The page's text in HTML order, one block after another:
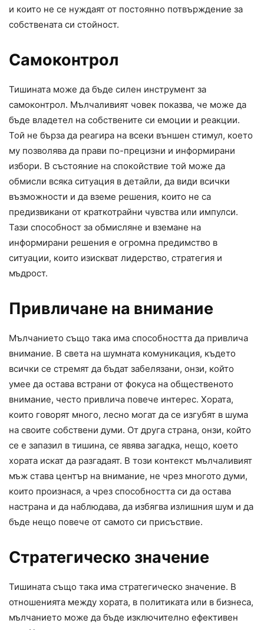
и които не се нуждаят от постоянно потвърждение за
собствената си стойност.
Самоконтрол
Тишината може да бъде силен инструмент за
самоконтрол. Мълчаливият човек показва, че може да
бъде владетел на собствените си емоции и реакции.
Той не бърза да реагира на всеки външен стимул, което
му позволява да прави по-прецизни и информирани
избори. В състояние на спокойствие той може да
обмисли всяка ситуация в детайли, да види всички
възможности и да вземе решения, които не са
предизвикани от краткотрайни чувства или импулси.
Тази способност за обмисляне и вземане на
информирани решения е огромна предимство в
ситуации, които изискват лидерство, стратегия и
мъдрост.
Привличане на внимание
Мълчанието също така има способността да привлича
внимание. В света на шумната комуникация, където
всички се стремят да бъдат забелязани, онзи, който
умее да остава встрани от фокуса на общественото
внимание, често привлича повече интерес. Хората,
които говорят много, лесно могат да се изгубят в шума
на своите собствени думи. От друга страна, онзи, който
се е запазил в тишина, се явява загадка, нещо, което
хората искат да разгадаят. В този контекст мълчаливият
мъж става център на внимание, не чрез многото думи,
които произнася, а чрез способността си да остава
настрана и да наблюдава, да избягва излишния шум и да
бъде нещо повече от самото си присъствие.
Стратегическо значение
Тишината също така има стратегическо значение. В
отношенията между хората, в политиката или в бизнеса,
мълчанието може да бъде изключително ефективен